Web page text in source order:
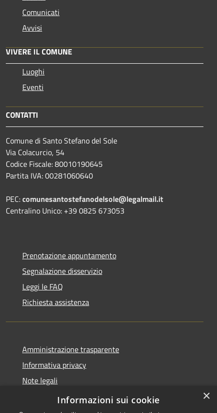
Comunicati
Avvisi
VIVERE IL COMUNE
Luoghi
Eventi
CONTATTI
Comune di Santo Stefano del Sole
Via Colacurcio, 54
Codice Fiscale: 80010190645
Partita IVA: 00281060640
PEC:comunesantostefanodelsole@legalmail.it
Centralino Unico: +39 0825 673053
Prenotazione appuntamento
Segnalazione disservizio
Leggi le FAQ
Richiesta assistenza
Amministrazione trasparente
Informativa privacy
Note legali
Dichiarazione di accessibilità
×
Informazioni sui cookie